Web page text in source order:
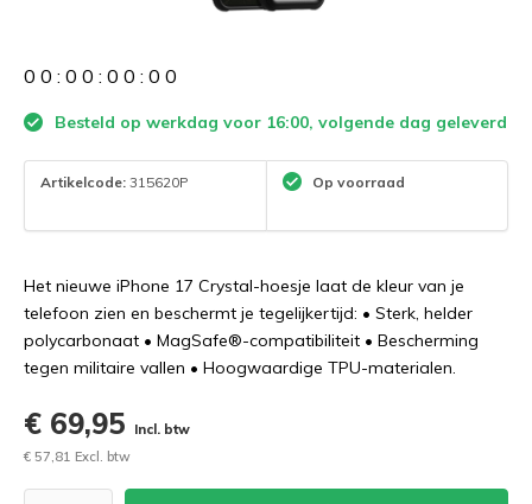
0 0 : 0 0 : 0 0 : 0 0
Besteld op werkdag voor 16:00, volgende dag geleverd
Artikelcode: 315620P Op voorraad
Het nieuwe iPhone 17 Crystal-hoesje laat de kleur van je
telefoon zien en beschermt je tegelijkertijd: • Sterk, helder
polycarbonaat • MagSafe®-compatibiliteit • Bescherming
tegen militaire vallen • Hoogwaardige TPU-materialen.
€ 69,95
Incl. btw
€ 57,81 Excl. btw